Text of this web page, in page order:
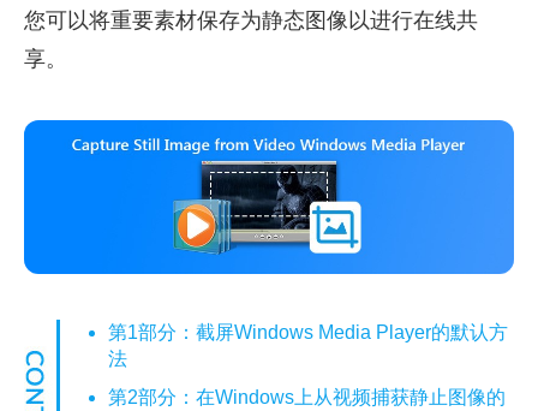
您可以将重要素材保存为静态图像以进行在线共
享。
第1部分：截屏Windows Media Player的默认方
法
第2部分：在Windows上从视频捕获静止图像的